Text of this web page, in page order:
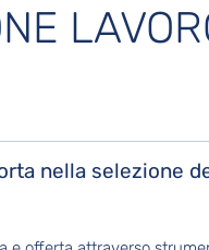
nella selezione